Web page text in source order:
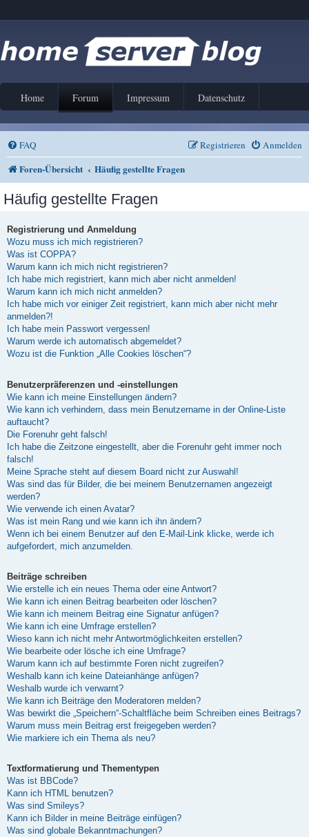
Home Forum Impressum Datenschutz
FAQ Anmelden
Registrieren
Foren-Übersicht Häufig gestellte Fragen
Häufig gestellte Fragen
Registrierung und Anmeldung
Wozu muss ich mich registrieren?
Was ist COPPA?
Warum kann ich mich nicht registrieren?
Ich habe mich registriert, kann mich aber nicht anmelden!
Warum kann ich mich nicht anmelden?
Ich habe mich vor einiger Zeit registriert, kann mich aber nicht mehr
anmelden?!
Ich habe mein Passwort vergessen!
Warum werde ich automatisch abgemeldet?
Wozu ist die Funktion „Alle Cookies löschen“?
Benutzerpräferenzen und -einstellungen
Wie kann ich meine Einstellungen ändern?
Wie kann ich verhindern, dass mein Benutzername in der Online-Liste
auftaucht?
Die Forenuhr geht falsch!
Ich habe die Zeitzone eingestellt, aber die Forenuhr geht immer noch
falsch!
Meine Sprache steht auf diesem Board nicht zur Auswahl!
Was sind das für Bilder, die bei meinem Benutzernamen angezeigt
werden?
Wie verwende ich einen Avatar?
Was ist mein Rang und wie kann ich ihn ändern?
Wenn ich bei einem Benutzer auf den E-Mail-Link klicke, werde ich
aufgefordert, mich anzumelden.
Beiträge schreiben
Wie erstelle ich ein neues Thema oder eine Antwort?
Wie kann ich einen Beitrag bearbeiten oder löschen?
Wie kann ich meinem Beitrag eine Signatur anfügen?
Wie kann ich eine Umfrage erstellen?
Wieso kann ich nicht mehr Antwortmöglichkeiten erstellen?
Wie bearbeite oder lösche ich eine Umfrage?
Warum kann ich auf bestimmte Foren nicht zugreifen?
Weshalb kann ich keine Dateianhänge anfügen?
Weshalb wurde ich verwarnt?
Wie kann ich Beiträge den Moderatoren melden?
Was bewirkt die „Speichern“-Schaltfläche beim Schreiben eines Beitrags?
Warum muss mein Beitrag erst freigegeben werden?
Wie markiere ich ein Thema als neu?
Textformatierung und Thementypen
Was ist BBCode?
Kann ich HTML benutzen?
Was sind Smileys?
Kann ich Bilder in meine Beiträge einfügen?
Was sind globale Bekanntmachungen?